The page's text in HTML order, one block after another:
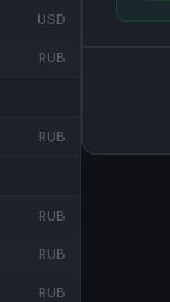
USD
RUB
RUB
RUB
RUB
RUB